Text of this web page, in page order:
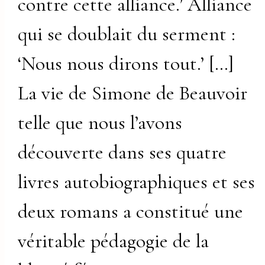
qui se doublait du serment :
‘Nous nous dirons tout.’ […]
La vie de Simone de Beauvoir
telle que nous l’avons
découverte dans ses quatre
livres autobiographiques et ses
deux romans a constitué une
véritable pédagogie de la